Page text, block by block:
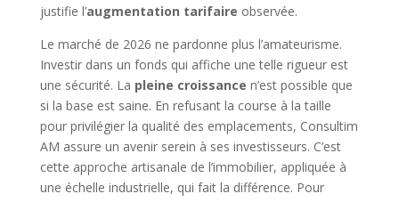
justifie l’augmentation tarifaire observée.
Le marché de 2026 ne pardonne plus l’amateurisme.
Investir dans un fonds qui affiche une telle rigueur est
une sécurité. La pleine croissance n’est possible que
si la base est saine. En refusant la course à la taille
pour privilégier la qualité des emplacements, Consultim
AM assure un avenir serein à ses investisseurs. C’est
cette approche artisanale de l’immobilier, appliquée à
une échelle industrielle, qui fait la différence. Pour